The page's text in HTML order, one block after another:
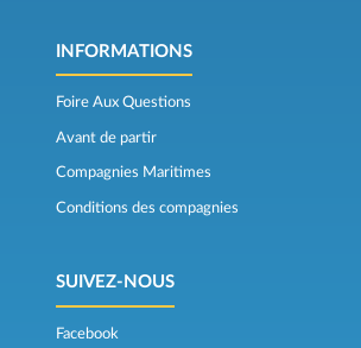
INFORMATIONS
Foire Aux Questions
Avant de partir
Compagnies Maritimes
Conditions des compagnies
SUIVEZ-NOUS
Facebook